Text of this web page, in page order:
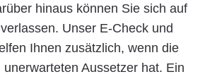
hinaus können Sie sich auf
Unser E-Check und
Ihnen zusätzlich, wenn die
Aussetzer hat. Ein